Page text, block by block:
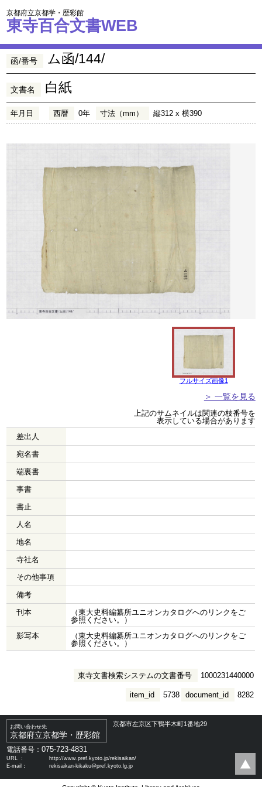
京都府立京都学・歴彩館
東寺百合文書WEB
函/番号 ム函/144/
文書名 白紙
年月日 西暦 0年 寸法（mm） 縦312 x 横390
フルサイズ画像1
＞ 一覧を見る
上記のサムネイルは関連の枝番号を
表示している場合があります
差出人
宛名書
端裏書
事書
書止
人名
地名
寺社名
その他事項
備考
刊本
（東大史料編纂所ユニオンカタログへのリンクをご
参照ください。）
影写本
（東大史料編纂所ユニオンカタログへのリンクをご
参照ください。）
東寺文書検索システムの文書番号 1000231440000
document_id 8282
item_id 5738
お問い合わせ先
京都府立京都学・歴彩館
京都市左京区下鴨半木町1番地29
電話番号：075-723-4831
URL ：
http://www.pref.kyoto.jp/rekisaikan/
E-mail：
rekisaikan-kikaku@pref.kyoto.lg.jp